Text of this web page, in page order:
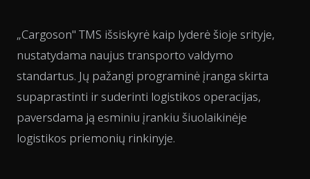
„Cargoson" TMS išsiskyrė kaip lyderė šioje srityje,
nustatydama naujus transporto valdymo
standartus. Jų pažangi programinė įranga skirta
supaprastinti ir suderinti logistikos operacijas,
paversdama ją esminiu įrankiu šiuolaikinėje
logistikos priemonių rinkinyje.